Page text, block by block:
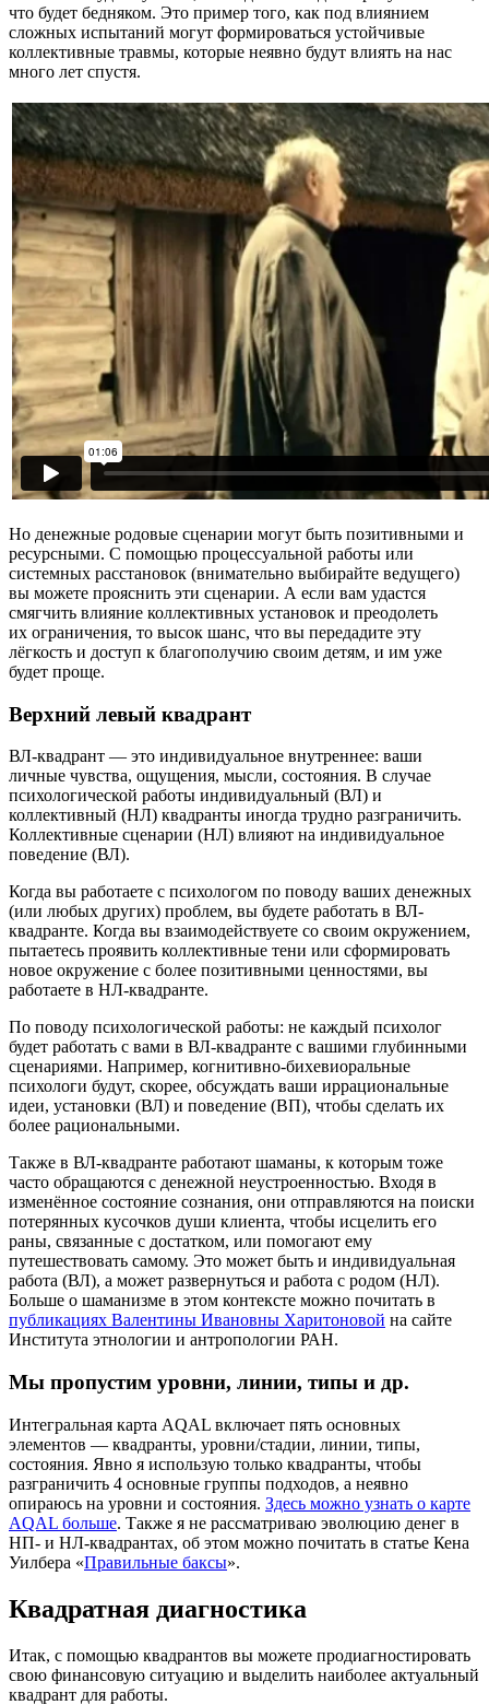
что будет бедняком. Это пример того, как под влиянием
сложных испытаний могут формироваться устойчивые
коллективные травмы, которые неявно будут влиять на нас
много лет спустя.
Но денежные родовые сценарии могут быть позитивными и
ресурсными. С помощью процессуальной работы или
системных расстановок (внимательно выбирайте ведущего)
вы можете прояснить эти сценарии. А если вам удастся
смягчить влияние коллективных установок и преодолеть
их ограничения, то высок шанс, что вы передадите эту
лёгкость и доступ к благополучию своим детям, и им уже
будет проще.
Верхний левый квадрант
ВЛ-квадрант — это индивидуальное внутреннее: ваши
личные чувства, ощущения, мысли, состояния. В случае
психологической работы индивидуальный (ВЛ) и
коллективный (НЛ) квадранты иногда трудно разграничить.
Коллективные сценарии (НЛ) влияют на индивидуальное
поведение (ВЛ).
Когда вы работаете с психологом по поводу ваших денежных
(или любых других) проблем, вы будете работать в ВЛ-
квадранте. Когда вы взаимодействуете со своим окружением,
пытаетесь проявить коллективные тени или сформировать
новое окружение с более позитивными ценностями, вы
работаете в НЛ-квадранте.
По поводу психологической работы: не каждый психолог
будет работать с вами в ВЛ-квадранте с вашими глубинными
сценариями. Например, когнитивно-бихевиоральные
психологи будут, скорее, обсуждать ваши иррациональные
идеи, установки (ВЛ) и поведение (ВП), чтобы сделать их
более рациональными.
Также в ВЛ-квадранте работают шаманы, к которым тоже
часто обращаются с денежной неустроенностью. Входя в
изменённое состояние сознания, они отправляются на поиски
потерянных кусочков души клиента, чтобы исцелить его
раны, связанные с достатком, или помогают ему
путешествовать самому. Это может быть и индивидуальная
работа (ВЛ), а может развернуться и работа с родом (НЛ).
Больше о шаманизме в этом контексте можно почитать в
публикациях Валентины Ивановны Харитоновой на сайте
Института этнологии и антропологии РАН.
Мы пропустим уровни, линии, типы и др.
Интегральная карта AQAL включает пять основных
элементов — квадранты, уровни/стадии, линии, типы,
состояния. Явно я использую только квадранты, чтобы
разграничить 4 основные группы подходов, а неявно
опираюсь на уровни и состояния. Здесь можно узнать о карте
AQAL больше. Также я не рассматриваю эволюцию денег в
НП- и НЛ-квадрантах, об этом можно почитать в статье Кена
Уилбера «Правильные баксы».
Квадратная диагностика
Итак, с помощью квадрантов вы можете продиагностировать
свою финансовую ситуацию и выделить наиболее актуальный
квадрант для работы.